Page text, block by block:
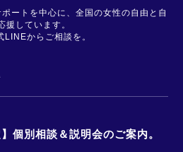
ートを中心に、全国の女性の自由と自
援しています。
LINEからご相談を。
個別相談＆説明会のご案内。